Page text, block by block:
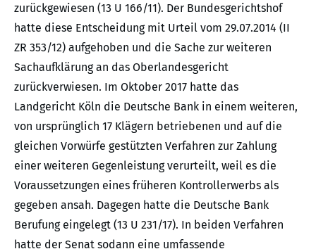
zurückgewiesen (13 U 166/11). Der Bundesgerichtshof
hatte diese Entscheidung mit Urteil vom 29.07.2014 (II
ZR 353/12) aufgehoben und die Sache zur weiteren
Sachaufklärung an das Oberlandesgericht
zurückverwiesen. Im Oktober 2017 hatte das
Landgericht Köln die Deutsche Bank in einem weiteren,
von ursprünglich 17 Klägern betriebenen und auf die
gleichen Vorwürfe gestützten Verfahren zur Zahlung
einer weiteren Gegenleistung verurteilt, weil es die
Voraussetzungen eines früheren Kontrollerwerbs als
gegeben ansah. Dagegen hatte die Deutsche Bank
Berufung eingelegt (13 U 231/17). In beiden Verfahren
hatte der Senat sodann eine umfassende